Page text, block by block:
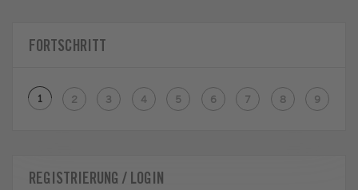
REGISTRIERUNG / LOGIN
FORTSCHRITT
1 2 3 4 5 6 7 8 9